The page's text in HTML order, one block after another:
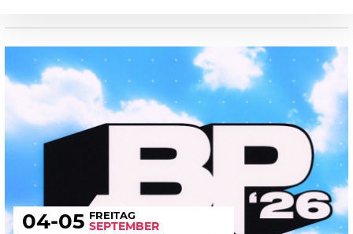
04-05 FREITAG
SEPTEMBER